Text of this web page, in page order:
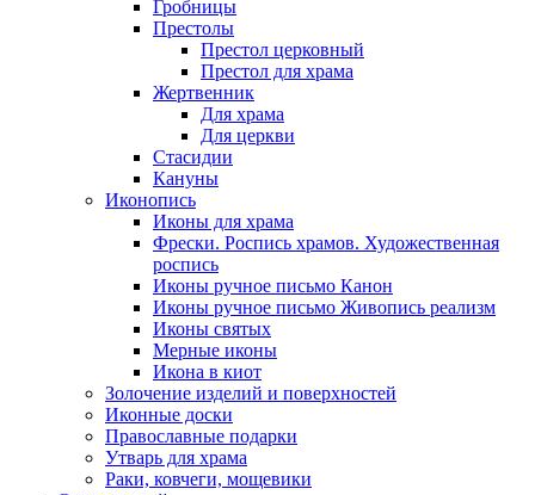
Гробницы
Престолы
Престол церковный
Престол для храма
Жертвенник
Для храма
Для церкви
Стасидии
Кануны
Иконопись
Иконы для храма
Фрески. Роспись храмов. Художественная
роспись
Иконы ручное письмо Канон
Иконы ручное письмо Живопись реализм
Иконы святых
Мерные иконы
Икона в киот
Золочение изделий и поверхностей
Иконные доски
Православные подарки
Утварь для храма
Раки, ковчеги, мощевики